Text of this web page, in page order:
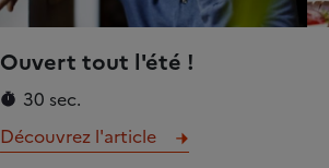
Ouvert tout l'été !
30 sec.
Découvrez l'article